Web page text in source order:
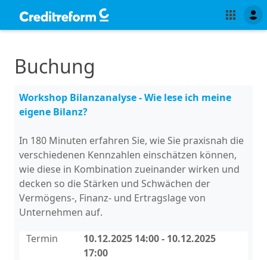
Buchung
Workshop Bilanzanalyse - Wie lese ich meine
eigene Bilanz?
In 180 Minuten erfahren Sie, wie Sie praxisnah die
verschiedenen Kennzahlen einschätzen können,
wie diese in Kombination zueinander wirken und
decken so die Stärken und Schwächen der
Vermögens-, Finanz- und Ertragslage von
Unternehmen auf.
Termin
10.12.2025 14:00 - 10.12.2025
17:00